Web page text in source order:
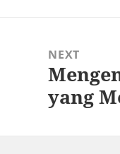
NEXT
Next
post:
yang